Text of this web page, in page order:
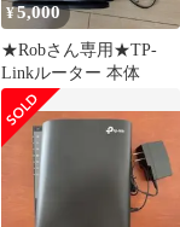
¥5,000
★Robさん専用★TP-
Linkルーター 本体